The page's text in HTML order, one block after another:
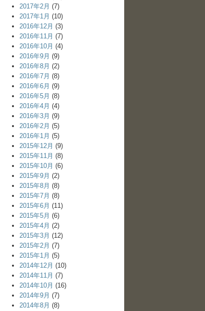
2017年2月 (7)
2017年1月 (10)
2016年12月 (3)
2016年11月 (7)
2016年10月 (4)
2016年9月 (9)
2016年8月 (2)
2016年7月 (8)
2016年6月 (9)
2016年5月 (8)
2016年4月 (4)
2016年3月 (9)
2016年2月 (5)
2016年1月 (5)
2015年12月 (9)
2015年11月 (8)
2015年10月 (6)
2015年9月 (2)
2015年8月 (8)
2015年7月 (8)
2015年6月 (11)
2015年5月 (6)
2015年4月 (2)
2015年3月 (12)
2015年2月 (7)
2015年1月 (5)
2014年12月 (10)
2014年11月 (7)
2014年10月 (16)
2014年9月 (7)
2014年8月 (8)